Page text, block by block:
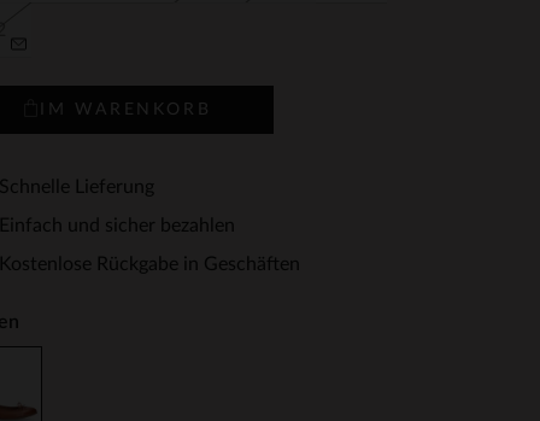
IM WARENKORB
Lieferung
und sicher bezahlen
Rückgabe in Geschäften